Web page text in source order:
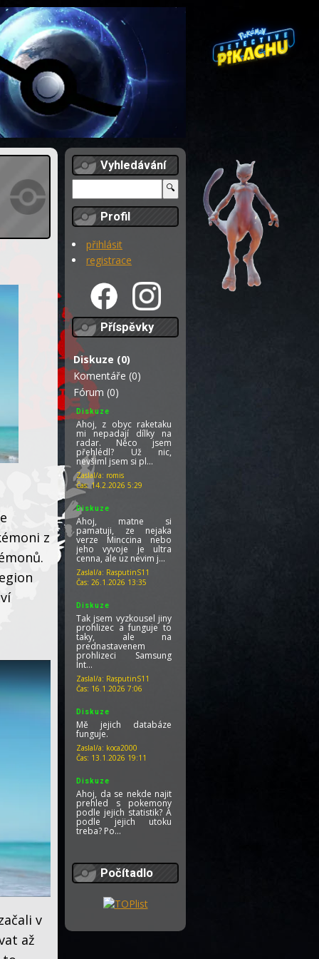
z
v
až
Vyhledávání
Profil
přihlásit
registrace
Příspěvky
Diskuze (0)
Komentáře (0)
Fórum (0)
Diskuze
Ahoj, z obyc raketaku
mi nepadají dílky na
radar. Něco jsem
přehlédl? Už nic,
nevšiml jsem si pl...
Zaslal/a: romis
Čas: 14.2.2026 5:29
Diskuze
Ahoj, matne si
pamatuji, ze nejaka
verze Minccina nebo
jeho vyvoje je ultra
cenna, ale uz nevim j...
Zaslal/a: RasputinS11
Čas: 26.1.2026 13:35
Diskuze
Tak jsem vyzkousel jiny
prohlizec a funguje to
taky, ale na
prednastavenem
prohlizeci Samsung
Int...
Zaslal/a: RasputinS11
Čas: 16.1.2026 7:06
Diskuze
Mě jejich databáze
funguje.
Zaslal/a: koca2000
Čas: 13.1.2026 19:11
Diskuze
Ahoj, da se nekde najit
prehled s pokemony
podle jejich statistik? A
podle jejich utoku
treba? Po...
Diskuze
titulků je řeč. Já jsem na
disku po delším
Počítadlo